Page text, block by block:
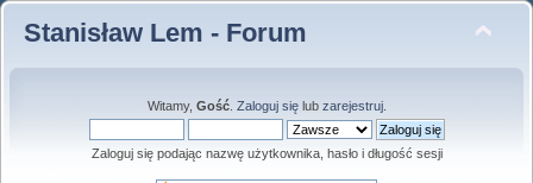
Stanisław Lem - Forum
Witamy, Gość. Zaloguj sięlub zarejestruj.
Zaloguj się podając nazwę użytkownika, hasło i długość sesji